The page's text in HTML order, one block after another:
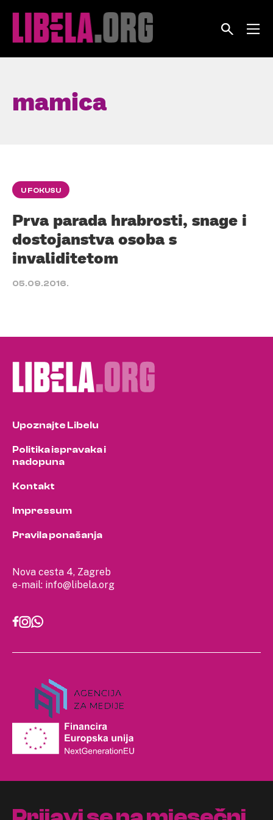
mamica
U FOKUSU
Prva parada hrabrosti, snage i
dostojanstva osoba s
invaliditetom
05.09.2016.
Nova cesta 4, Zagreb
e-mail: info@libela.org
Upoznajte Libelu
Politika ispravaka i
nadopuna
Kontakt
Impressum
Pravila ponašanja